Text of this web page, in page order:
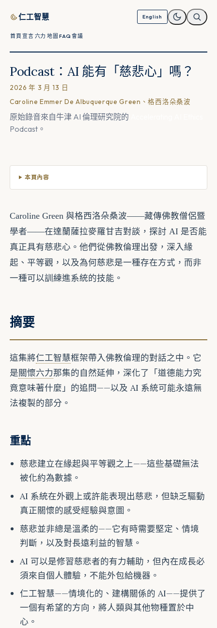
仁工智慧 English
首頁 宣言 六力 地圖 FAQ 會議
Podcast：AI 能有「慈悲心」嗎？
2026 年 3 月 13 日
Caroline Emmer De Albuquerque Green、格西洛朵桑波
原始錄音來自牛津 AI 倫理研究院的
Podcast。
本頁內容
Caroline Green 與格西洛朵桑波——藏傳佛教僧侶暨
學者——在達蘭薩拉麥羅甘吉對談，探討 AI 是否能
真正具有慈悲心。他們從佛教倫理出發，深入緣
起、平等觀，以及為何慈悲是一種存在方式，而非
一種可以訓練進系統的技能。
摘要
這集將仁工智慧框架帶入佛教倫理的對話之中。它
是關懷六力那集的自然延伸，深化了「道德能力究
竟意味著什麼」的追問——以及 AI 系統可能永遠無
法複製的部分。
重點
慈悲建立在緣起與平等觀之上——這些基礎無法
被化約為數據。
AI 系統在外觀上或許能表現出慈悲，但缺乏驅動
真正關懷的感受經驗與意圖。
慈悲並非總是溫柔的——它有時需要堅定、情境
判斷，以及對長遠利益的智慧。
AI 可以是修習慈悲者的有力輔助，但內在成長必
須來自個人體驗，不能外包給機器。
仁工智慧——情境化的、建構關係的 AI——提供了
一個有希望的方向，將人類與其他物種置於中
心。